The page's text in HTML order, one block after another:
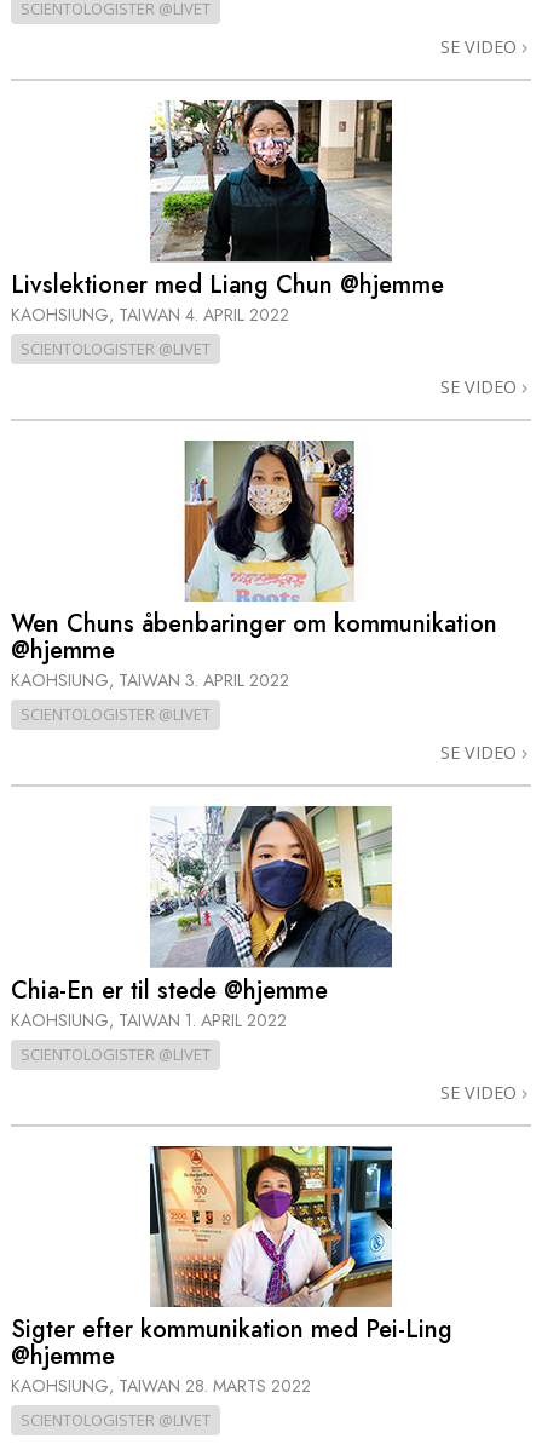
SCIENTOLOGISTER @LIVET
SE VIDEO
Livslektioner med Liang Chun @hjemme
KAOHSIUNG, TAIWAN 4. APRIL 2022
SCIENTOLOGISTER @LIVET
SE VIDEO
Wen Chuns åbenbaringer om kommunikation
@hjemme
KAOHSIUNG, TAIWAN 3. APRIL 2022
SCIENTOLOGISTER @LIVET
SE VIDEO
Chia-En er til stede @hjemme
KAOHSIUNG, TAIWAN 1. APRIL 2022
SCIENTOLOGISTER @LIVET
SE VIDEO
Sigter efter kommunikation med Pei-Ling
@hjemme
KAOHSIUNG, TAIWAN 28. MARTS 2022
SCIENTOLOGISTER @LIVET